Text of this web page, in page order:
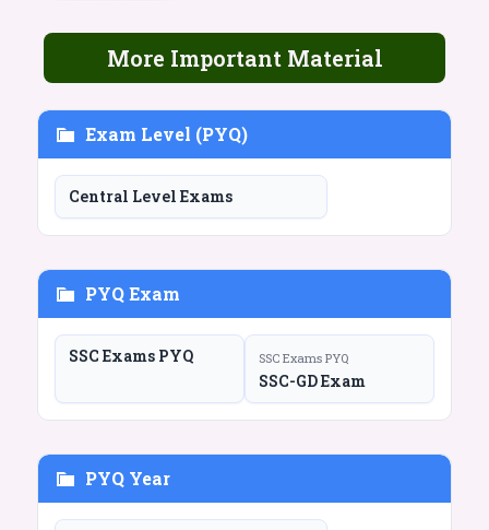
More Important Material
Exam Level (PYQ)
Central Level Exams
PYQ Exam
SSC Exams PYQ SSC Exams PYQ
SSC-GD Exam
PYQ Year